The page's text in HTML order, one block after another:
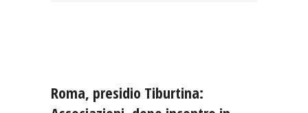
Roma, presidio Tiburtina: